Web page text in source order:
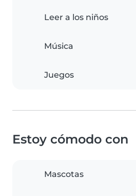
Leer a los niños
Música
Juegos
Estoy cómodo con
Mascotas